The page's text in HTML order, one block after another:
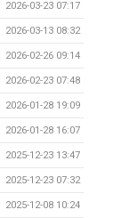
2026-03-23 07:17
2026-03-13 08:32
2026-02-26 09:14
2026-02-23 07:48
2026-01-28 19:09
2026-01-28 16:07
2025-12-23 13:47
2025-12-23 07:32
2025-12-08 10:24